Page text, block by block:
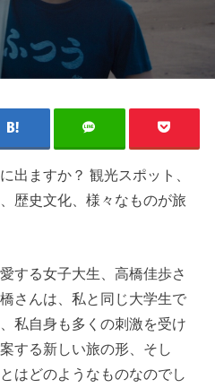
出ますか？ 観光スポット、
歴史文化、様々なものが旅
する女子大生、高橋佳歩さ
さんは、私と同じ大学生で
私自身も多くの刺激を受け
する新しい旅の形、そし
はどのようなものなのでし